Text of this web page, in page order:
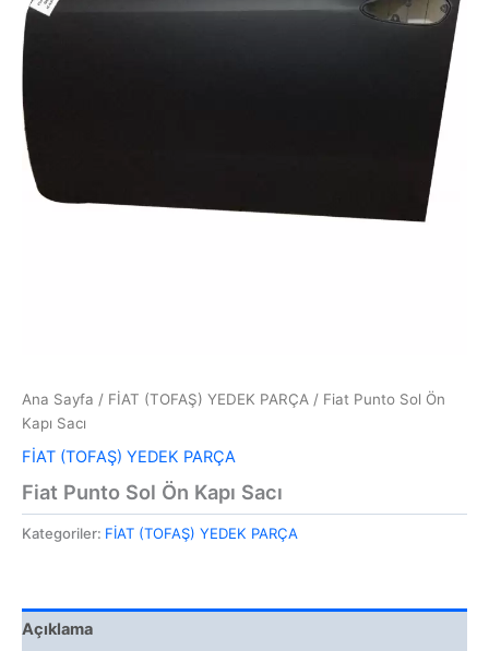
Ana Sayfa / FİAT (TOFAŞ) YEDEK PARÇA / Fiat Punto Sol Ön
Kapı Sacı
FİAT (TOFAŞ) YEDEK PARÇA
Fiat Punto Sol Ön Kapı Sacı
Kategoriler: FİAT (TOFAŞ) YEDEK PARÇA
Açıklama